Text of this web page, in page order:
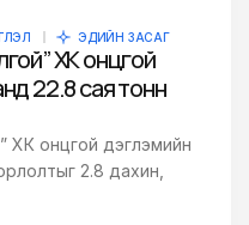
ЭДИЙН ЗАСАГ
ХК онцгой
22.8 сая тонн
ХК онцгой дэглэмийн
2.8 дахин,